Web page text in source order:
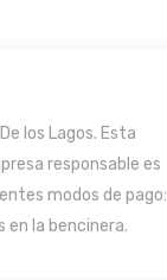
los Lagos. Esta
responsable es
modos de pago:
en la bencinera.